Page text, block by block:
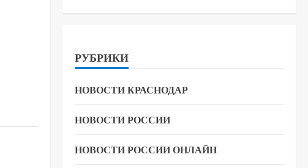
РУБРИКИ
НОВОСТИ КРАСНОДАР
НОВОСТИ РОССИИ
НОВОСТИ РОССИИ ОНЛАЙН